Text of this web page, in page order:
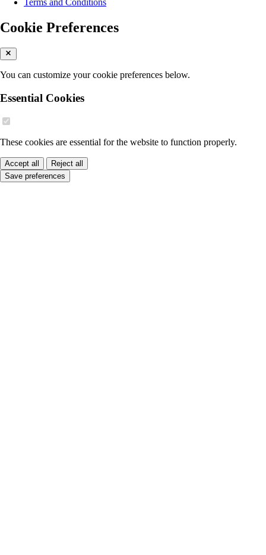
Terms and Conditions
Cookie Preferences
You can customize your cookie preferences below.
Essential Cookies
These cookies are essential for the website to function properly.
Accept all
Reject all
Save preferences